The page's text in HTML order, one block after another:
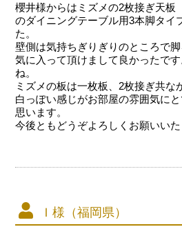
櫻井様からはミズメの2枚接ぎ天板
のダイニングテーブル用3本脚タイ
た。
壁側は気持ちぎりぎりのところで脚
気に入って頂けまして良かったで
ね。
ミズメの板は一枚板、2枚接ぎ共な
白っぽい感じがお部屋の雰囲気に
思います。
今後ともどうぞよろしくお願いいた
Ｉ様（福岡県）